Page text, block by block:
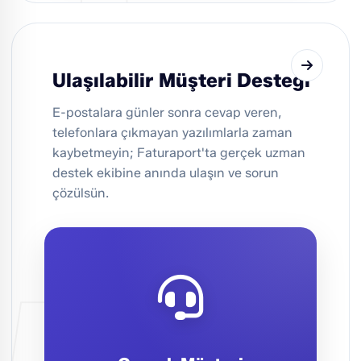
Ulaşılabilir Müşteri Desteği
E-postalara günler sonra cevap veren,
telefonlara çıkmayan yazılımlarla zaman
kaybetmeyin; Faturaport'ta gerçek uzman
destek ekibine anında ulaşın ve sorun
çözülsün.